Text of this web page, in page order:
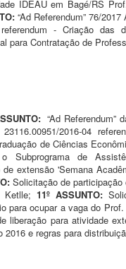
IDEAU em Bagé/RS
“Ad Referendum” 76/
- Criação das
para Contratação de
“Ad Referendum”
2016-04
de Ciências
Subprograma de
extensão 'Semana
Solicitação de
Ketlle;11º ASSUNTO:
para ocupar a vaga do
liberação para atividade
e regras para